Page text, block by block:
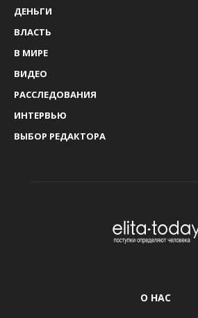
ДЕНЬГИ
ВЛАСТЬ
В МИРЕ
ВИДЕО
РАССЛЕДОВАНИЯ
ИНТЕРВЬЮ
ВЫБОР РЕДАКТОРА
О НАС